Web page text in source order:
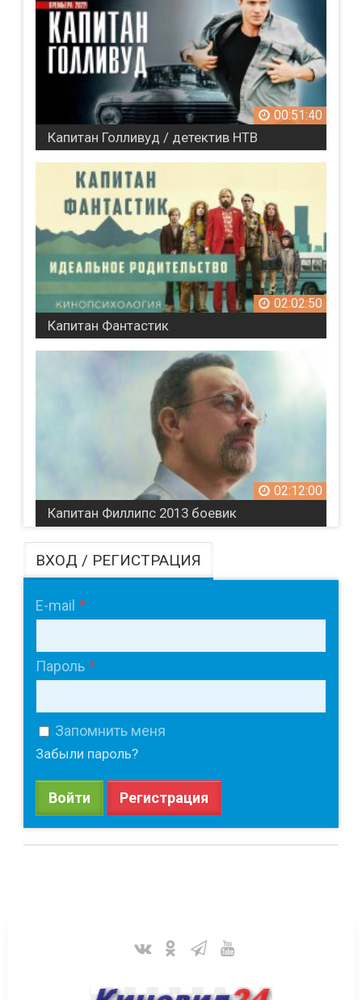
00:51:40
Капитан Голливуд / детектив НТВ
02:02:50
Капитан Фантастик
02:12:00
Капитан Филлипс 2013 боевик
ВХОД / РЕГИСТРАЦИЯ
E-mail
Пароль
Запомнить меня
Забыли пароль?
Войти Регистрация